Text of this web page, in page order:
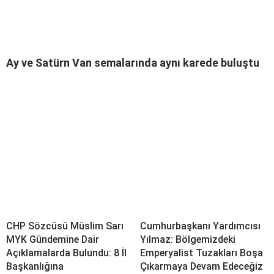
Ay ve Satürn Van semalarında aynı karede buluştu
CHP Sözcüsü Müslim Sarı
MYK Gündemine Dair
Açıklamalarda Bulundu: 8 İl
Başkanlığına
Cumhurbaşkanı Yardımcısı
Yılmaz: Bölgemizdeki
Emperyalist Tuzakları Boşa
Çıkarmaya Devam Edeceğiz